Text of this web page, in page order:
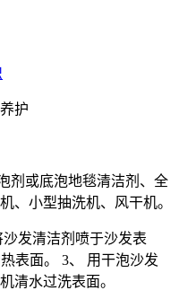
护
或底泡地毯清洁剂、全
、小型抽洗机、风干机。
发清洁剂喷于沙发表
表面。 3、 用干泡沙发
清水过洗表面。